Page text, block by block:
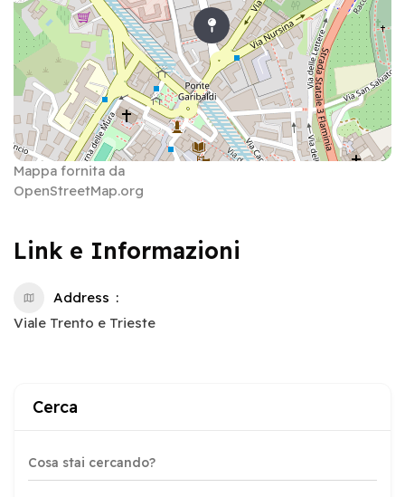
Mappa fornita da
OpenStreetMap.org
Link e Informazioni
Address
Viale Trento e Trieste
Cerca